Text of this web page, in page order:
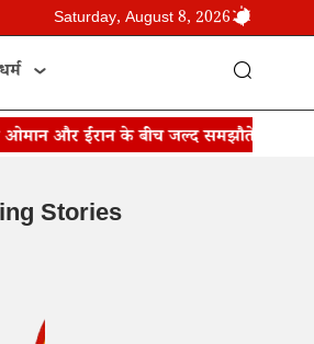
Saturday, August 8, 2026
धर्म
और ईरान के बीच जल्द समझौते की उम्मीद:
Stories